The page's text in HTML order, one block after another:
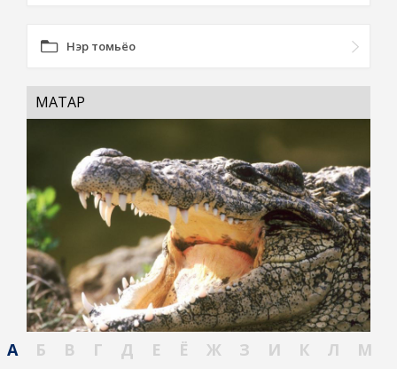
Нэр томьёо
МАТАР
А Б В Г Д Е Ё Ж З И К Л
М